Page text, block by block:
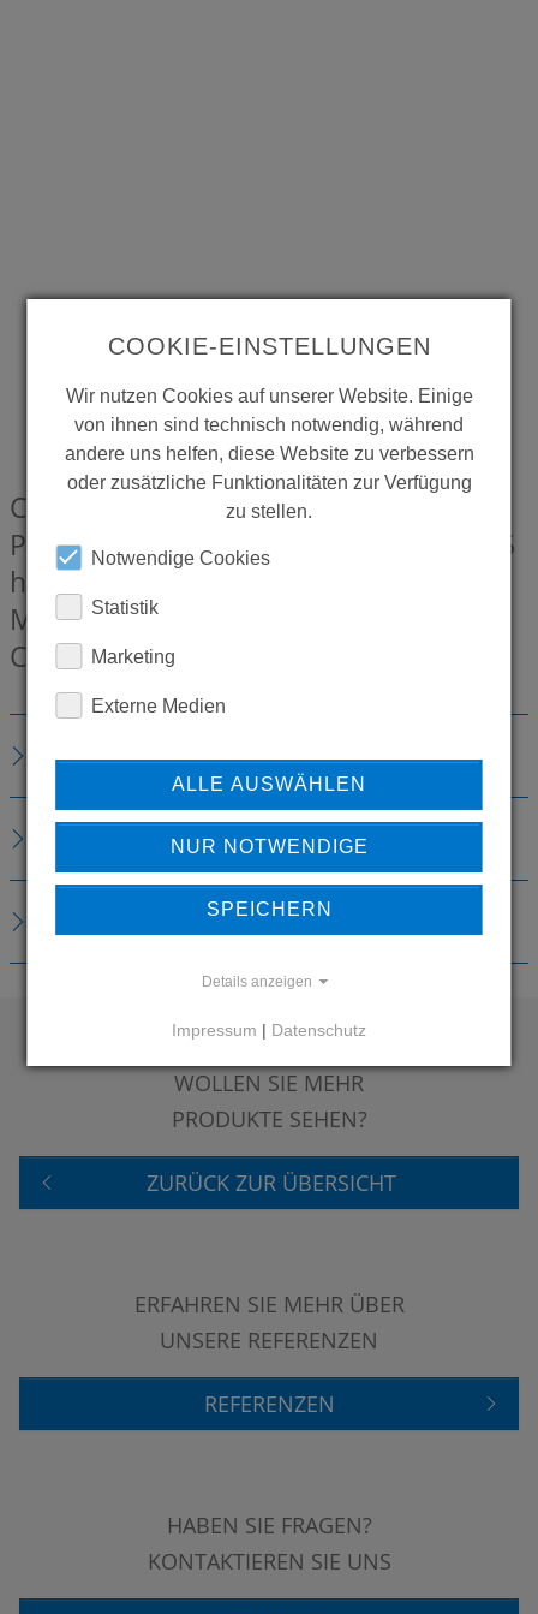
CONTI+ BJÖRK Bodenständer Edelstahl
Pulverbeschichtet, mit Tropfschale, 155
hoch, für elektrische Spender,
Mattschwarz Glanzgrad 10
CONT43600073181
BESCHREIBUNG
TECHNISCHE DETAILS
WOLLEN SIE MEHR
PRODUKTE SEHEN?
ZURÜCK ZUR ÜBERSICHT
ERFAHREN SIE MEHR ÜBER
UNSERE REFERENZEN
REFERENZEN
HABEN SIE FRAGEN?
KONTAKTIEREN SIE UNS
COOKIE-EINSTELLUNGEN
Wir nutzen Cookies auf unserer Website. Einige
von ihnen sind technisch notwendig, während
andere uns helfen, diese Website zu verbessern
oder zusätzliche Funktionalitäten zur Verfügung
zu stellen.
Notwendige Cookies
Statistik
Marketing
Externe Medien
ALLE AUSWÄHLEN
NUR NOTWENDIGE
SPEICHERN
Details anzeigen
Impressum | Datenschutz